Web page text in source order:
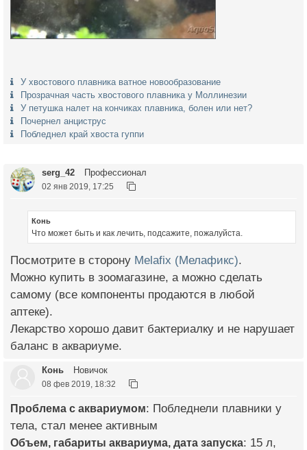
У хвостового плавника ватное новообразование
Прозрачная часть хвостового плавника у Моллинезии
У петушка налет на кончиках плавника, болен или нет?
Почернел анциструс
Побледнел край хвоста гуппи
serg_42 Профессионал
02 янв 2019, 17:25
Конь
Что может быть и как лечить, подсажите, пожалуйста.
Посмотрите в сторону Melafix (Мелафикс).
Можно купить в зоомагазине, а можно сделать
самому (все компоненты продаются в любой
аптеке).
Лекарство хорошо давит бактериалку и не нарушает
баланс в аквариуме.
Конь Новичок
08 фев 2019, 18:32
Проблема с аквариумом: Побледнели плавники у
тела, стал менее активным
Объем, габариты аквариума, дата запуска: 15 л,